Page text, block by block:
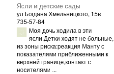
Ясли и детские сады
ул Богдана Хмельницкого, 15в
735-57-84
Моя дочь ходила в эти
ясли.Детки ходят не
из зоны риска:реакция Манту с
показателями приближенными к
верхней границе,контакт с
носителями ...